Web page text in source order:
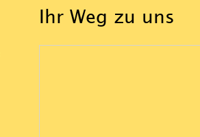
Ihr Weg zu uns